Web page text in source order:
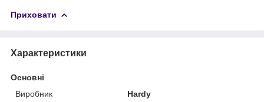
Приховати
Характеристики
Основні
Виробник
Hardy